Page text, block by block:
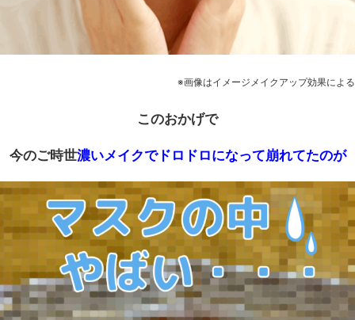
※画像はイメージメイクアップ効果による
このおかげで
今のご時世濃いメイクでドロドロになって崩れてたのが